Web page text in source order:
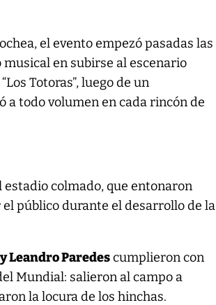
el evento empezó pasadas las
en subirse al escenario
Totoras”, luego de un
a todo volumen en cada rincón de
estadio colmado, que entonaron
público durante el desarrollo de la
Leandro Paredescumplieron con
Mundial: salieron al campo a
la locura de los hinchas.